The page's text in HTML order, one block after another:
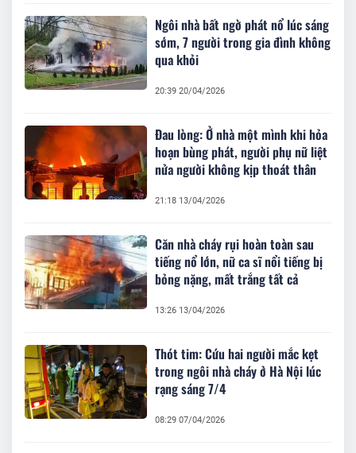
Ngôi nhà bất ngờ phát nổ lúc sáng
sớm, 7 người trong gia đình không
qua khỏi
20:39 20/04/2026
Đau lòng: Ở nhà một mình khi hỏa
hoạn bùng phát, người phụ nữ liệt
nửa người không kịp thoát thân
21:18 13/04/2026
Căn nhà cháy rụi hoàn toàn sau
tiếng nổ lớn, nữ ca sĩ nổi tiếng bị
bỏng nặng, mất trắng tất cả
13:26 13/04/2026
Thót tim: Cứu hai người mắc kẹt
trong ngôi nhà cháy ở Hà Nội lúc
rạng sáng 7/4
08:29 07/04/2026